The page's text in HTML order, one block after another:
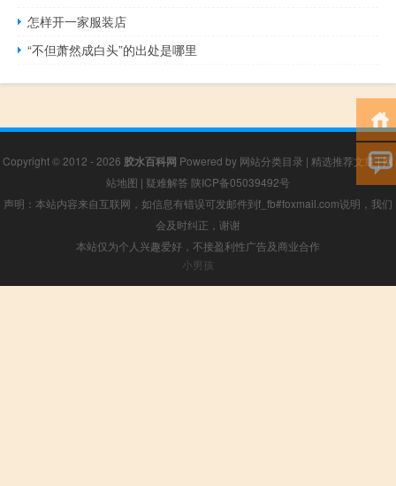
怎样开一家服装店
“不但萧然成白头”的出处是哪里
Copyright © 2012 - 2026 胶水百科网 Powered by 网站分类目录 | 精选推荐文章|网
站地图 | 疑难解答 陕ICP备05039492号
声明：本站内容来自互联网，如信息有错误可发邮件到f_fb#foxmail.com说明，我们
会及时纠正，谢谢
本站仅为个人兴趣爱好，不接盈利性广告及商业合作
小男孩